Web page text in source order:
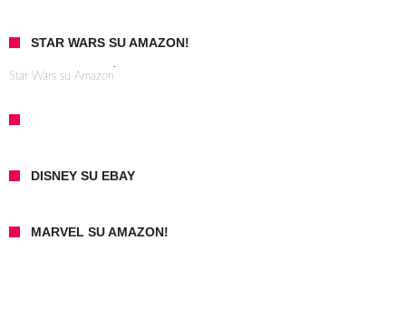
STAR WARS SU AMAZON!
Star Wars su Amazon
DISNEY SU EBAY
MARVEL SU AMAZON!